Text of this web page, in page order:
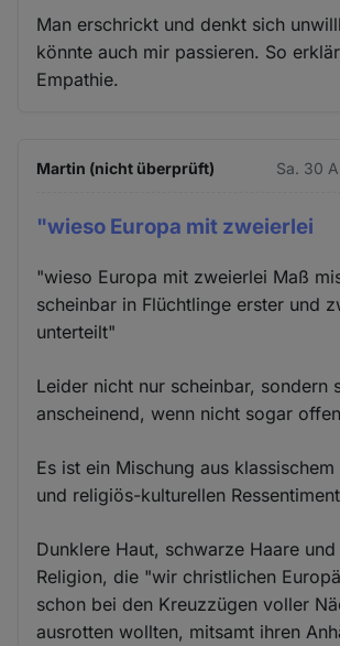
Man erschrickt und denkt sich
könnte auch mir passieren. So
Empathie.
Martin (nicht überprüft) Sa. 30
"wieso Europa mit zweierlei
"wieso Europa mit zweierlei Maß
scheinbar in Flüchtlinge erster und
unterteilt"
Leider nicht nur scheinbar, sondern
anscheinend, wenn nicht sogar
Es ist ein Mischung aus klassischem
und religiös-kulturellen
Dunklere Haut, schwarze Haare
Religion, die "wir christlichen
schon bei den Kreuzzügen voller
ausrotten wollten, mitsamt ihren